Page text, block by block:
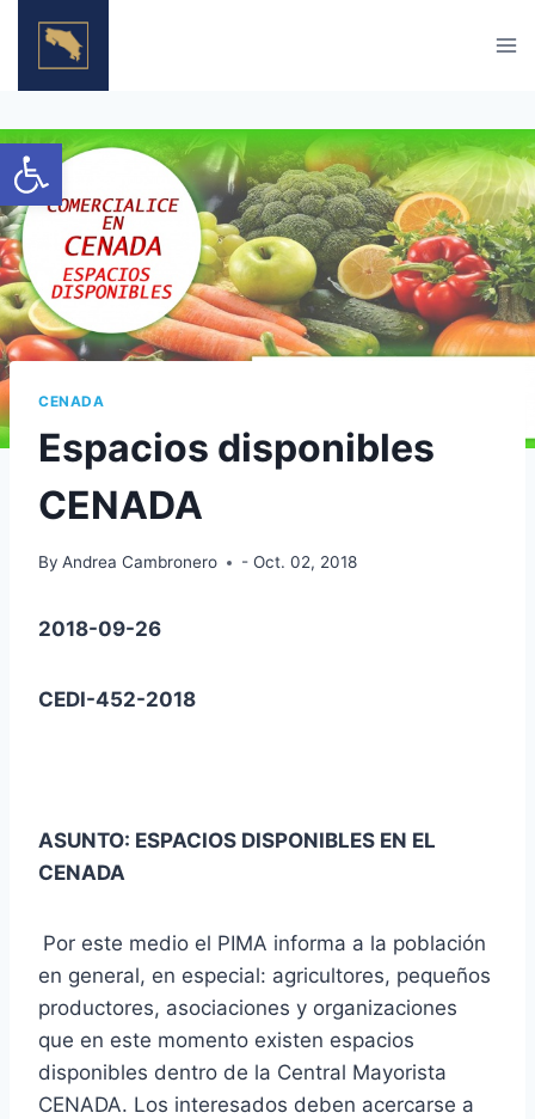
Open toolbar
CENADA
Espacios disponibles
CENADA
By Andrea Cambronero - Oct. 02, 2018
2018-09-26
CEDI-452-2018
ASUNTO: ESPACIOS DISPONIBLES EN EL
CENADA
Por este medio el PIMA informa a la población
en general, en especial: agricultores, pequeños
productores, asociaciones y organizaciones
que en este momento existen espacios
disponibles dentro de la Central Mayorista
CENADA. Los interesados deben acercarse a